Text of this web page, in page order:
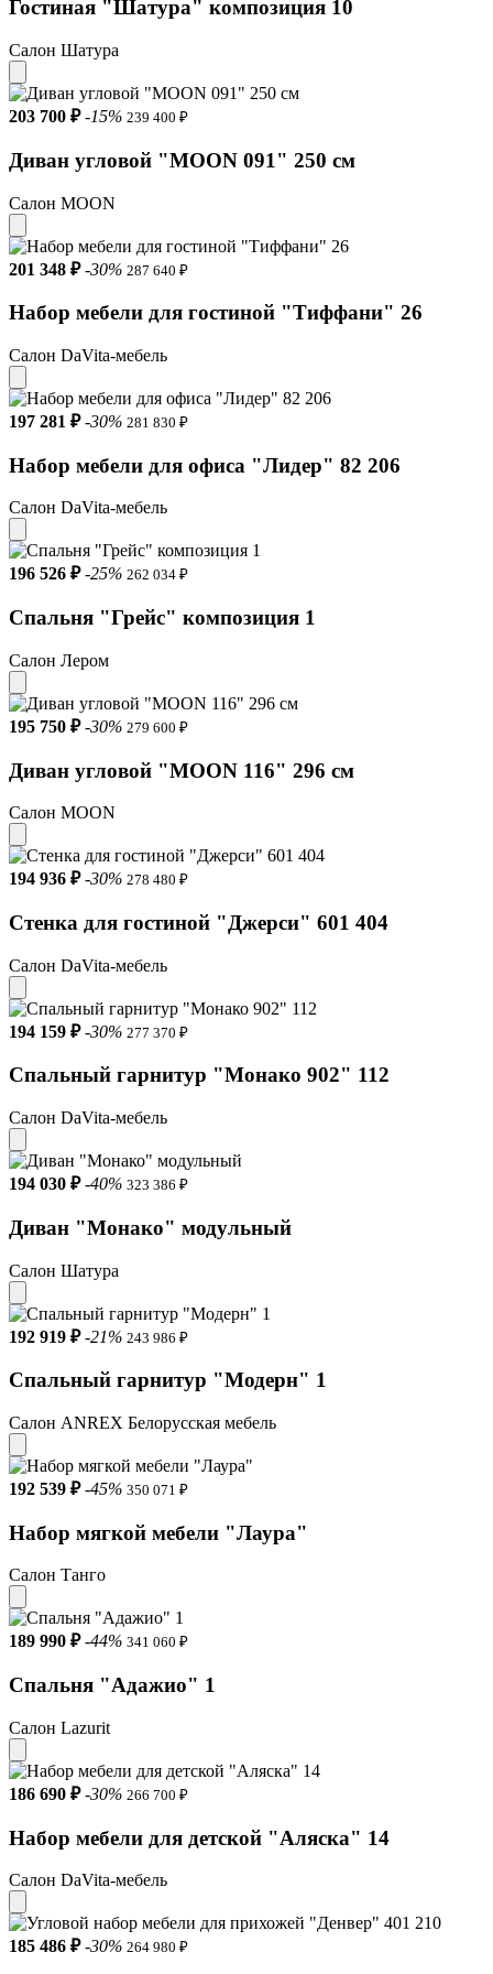
Гостиная "Шатура" композиция 10
Салон Шатура
203 700 ₽ -15% 239 400 ₽
Диван угловой "MOON 091" 250 см
Салон MOON
201 348 ₽ -30% 287 640 ₽
Набор мебели для гостиной "Тиффани" 26
Салон DaVita-мебель
197 281 ₽ -30% 281 830 ₽
Набор мебели для офиса "Лидер" 82 206
Салон DaVita-мебель
196 526 ₽ -25% 262 034 ₽
Спальня "Грейс" композиция 1
Салон Лером
195 750 ₽ -30% 279 600 ₽
Диван угловой "MOON 116" 296 см
Салон MOON
194 936 ₽ -30% 278 480 ₽
Стенка для гостиной "Джерси" 601 404
Салон DaVita-мебель
194 159 ₽ -30% 277 370 ₽
Спальный гарнитур "Монако 902" 112
Салон DaVita-мебель
194 030 ₽ -40% 323 386 ₽
Диван "Moнако" модульный
Салон Шатура
192 919 ₽ -21% 243 986 ₽
Спальный гарнитур "Модерн" 1
Салон ANREX Белорусская мебель
192 539 ₽ -45% 350 071 ₽
Набор мягкой мебели "Лаура"
Салон Танго
189 990 ₽ -44% 341 060 ₽
Спальня "Адажио" 1
Салон Lazurit
186 690 ₽ -30% 266 700 ₽
Набор мебели для детской "Аляска" 14
Салон DaVita-мебель
185 486 ₽ -30% 264 980 ₽